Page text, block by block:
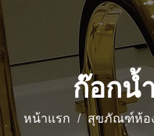
ก๊อกน้
หน้าแรก สุขภัณฑ์ห้อ